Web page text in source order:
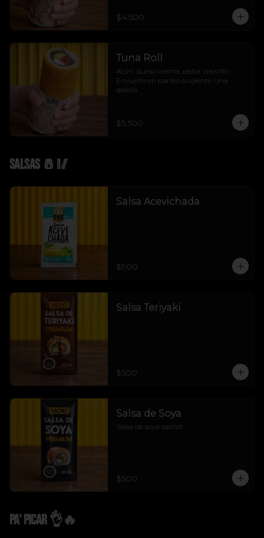
$4.500
Tuna Roll
Atún, queso crema, palta, cebollín.
Envuelto en panko crujiente. Una
delicia
$5.500
Salsas 🧂🥢
Salsa Acevichada
$900
Salsa Teriyaki
$500
Salsa de Soya
Salsa de soya sachet
$500
Pa' Picar 👌🔥